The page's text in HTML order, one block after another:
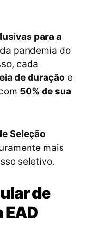
para a
pandemia do
cada
de duração e
50% de sua
Seleção
mais
seletivo.
de